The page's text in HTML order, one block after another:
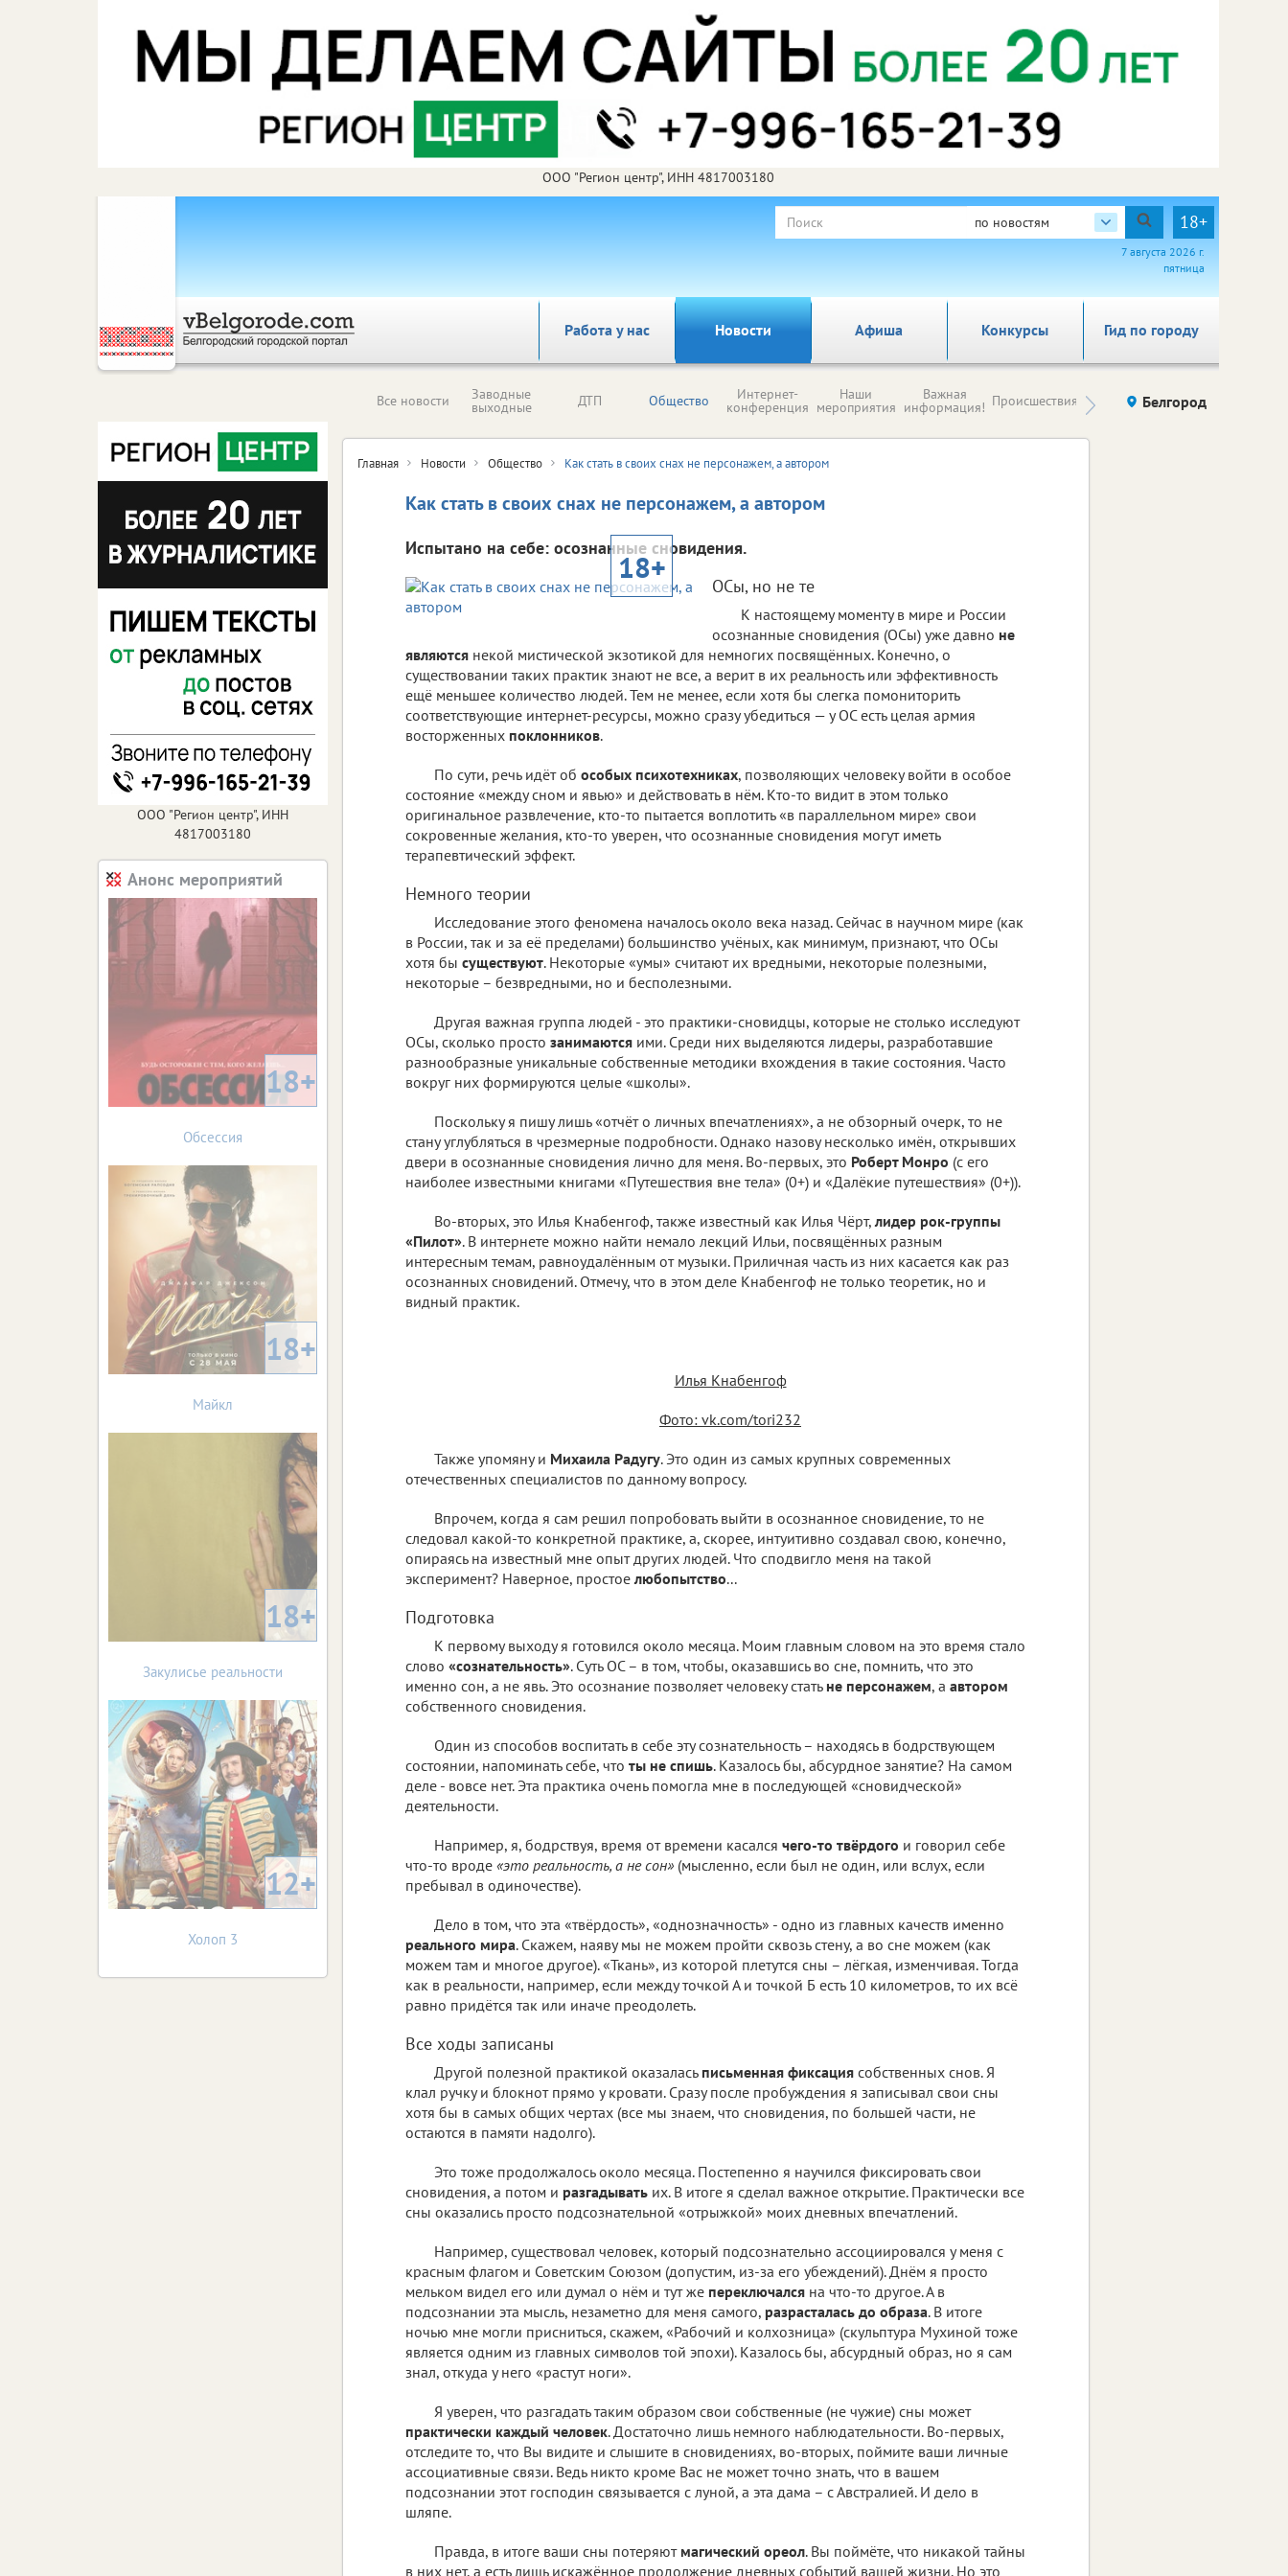
ООО "Регион центр", ИНН 4817003180
по новостям 18+
7 августа 2026 г.
пятница
Работа у нас Новости Афиша Гид по городу
Конкурсы
Все новости Заводные
выходные ДТП Общество Интернет-
конференция
Наши
мероприятия
Важная
информация! Происшествия Здоровье компаний (на
правах
Белгород
Главная Новости Общество Как стать в своих снах не персонажем, а автором
Как стать в своих снах не персонажем, а автором
Испытано на себе: осознанные сновидения.
18+
ОСы, но не те
К настоящему моменту в мире и России
осознанные сновидения (ОСы) уже давно не
являются некой мистической экзотикой для немногих посвящённых. Конечно, о
существовании таких практик знают не все, а верит в их реальность или эффективность
ещё меньшее количество людей. Тем не менее, если хотя бы слегка помониторить
соответствующие интернет-ресурсы, можно сразу убедиться — у ОС есть целая армия
восторженных поклонников.
По сути, речь идёт об особых психотехниках, позволяющих человеку войти в особое
состояние «между сном и явью» и действовать в нём. Кто-то видит в этом только
оригинальное развлечение, кто-то пытается воплотить «в параллельном мире» свои
сокровенные желания, кто-то уверен, что осознанные сновидения могут иметь
терапевтический эффект.
Немного теории
Исследование этого феномена началось около века назад. Сейчас в научном мире (как
в России, так и за её пределами) большинство учёных, как минимум, признают, что ОСы
хотя бы существуют. Некоторые «умы» считают их вредными, некоторые полезными,
некоторые – безвредными, но и бесполезными.
Другая важная группа людей - это практики-сновидцы, которые не столько исследуют
ОСы, сколько просто занимаются ими. Среди них выделяются лидеры, разработавшие
разнообразные уникальные собственные методики вхождения в такие состояния. Часто
вокруг них формируются целые «школы».
Поскольку я пишу лишь «отчёт о личных впечатлениях», а не обзорный очерк, то не
стану углубляться в чрезмерные подробности. Однако назову несколько имён, открывших
двери в осознанные сновидения лично для меня. Во-первых, это Роберт Монро (с его
наиболее известными книгами «Путешествия вне тела» (0+) и «Далёкие путешествия» (0+)).
Во-вторых, это Илья Кнабенгоф, также известный как Илья Чёрт, лидер рок-группы
«Пилот». В интернете можно найти немало лекций Ильи, посвящённых разным
интересным темам, равноудалённым от музыки. Приличная часть из них касается как раз
осознанных сновидений. Отмечу, что в этом деле Кнабенгоф не только теоретик, но и
видный практик.
Илья Кнабенгоф
Фото: vk.com/tori232
Также упомяну и Михаила Радугу. Это один из самых крупных современных
отечественных специалистов по данному вопросу.
Впрочем, когда я сам решил попробовать выйти в осознанное сновидение, то не
следовал какой-то конкретной практике, а, скорее, интуитивно создавал свою, конечно,
опираясь на известный мне опыт других людей. Что сподвигло меня на такой
эксперимент? Наверное, простое любопытство...
Подготовка
К первому выходу я готовился около месяца. Моим главным словом на это время стало
слово «сознательность». Суть ОС – в том, чтобы, оказавшись во сне, помнить, что это
именно сон, а не явь. Это осознание позволяет человеку стать не персонажем, а автором
собственного сновидения.
Один из способов воспитать в себе эту сознательность – находясь в бодрствующем
состоянии, напоминать себе, что ты не спишь. Казалось бы, абсурдное занятие? На самом
деле - вовсе нет. Эта практика очень помогла мне в последующей «сновидческой»
деятельности.
Например, я, бодрствуя, время от времени касался чего-то твёрдого и говорил себе
что-то вроде «это реальность, а не сон» (мысленно, если был не один, или вслух, если
пребывал в одиночестве).
Дело в том, что эта «твёрдость», «однозначность» - одно из главных качеств именно
реального мира. Скажем, наяву мы не можем пройти сквозь стену, а во сне можем (как
можем там и многое другое). «Ткань», из которой плетутся сны – лёгкая, изменчивая. Тогда
как в реальности, например, если между точкой А и точкой Б есть 10 километров, то их всё
равно придётся так или иначе преодолеть.
Все ходы записаны
Другой полезной практикой оказалась письменная фиксация собственных снов. Я
клал ручку и блокнот прямо у кровати. Сразу после пробуждения я записывал свои сны
хотя бы в самых общих чертах (все мы знаем, что сновидения, по большей части, не
остаются в памяти надолго).
Это тоже продолжалось около месяца. Постепенно я научился фиксировать свои
сновидения, а потом и разгадывать их. В итоге я сделал важное открытие. Практически все
сны оказались просто подсознательной «отрыжкой» моих дневных впечатлений.
Например, существовал человек, который подсознательно ассоциировался у меня с
красным флагом и Советским Союзом (допустим, из-за его убеждений). Днём я просто
мельком видел его или думал о нём и тут же переключался на что-то другое. А в
подсознании эта мысль, незаметно для меня самого, разрасталась до образа. В итоге
ночью мне могли присниться, скажем, «Рабочий и колхозница» (скульптура Мухиной тоже
является одним из главных символов той эпохи). Казалось бы, абсурдный образ, но я сам
знал, откуда у него «растут ноги».
Я уверен, что разгадать таким образом свои собственные (не чужие) сны может
практически каждый человек. Достаточно лишь немного наблюдательности. Во-первых,
отследите то, что Вы видите и слышите в сновидениях, во-вторых, поймите ваши личные
ассоциативные связи. Ведь никто кроме Вас не может точно знать, что в вашем
подсознании этот господин связывается с луной, а эта дама – с Австралией. И дело в
шляпе.
Правда, в итоге ваши сны потеряют магический ореол. Вы поймёте, что никакой тайны
в них нет, а есть лишь искажённое продолжение дневных событий вашей жизни. Но это
ООО "Регион центр", ИНН
4817003180
Анонс мероприятий
18+
Обсессия
18+
Майкл
18+
Закулисье реальности
12+
Холоп 3